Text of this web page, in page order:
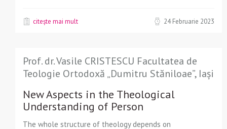
citește mai mult 24 Februarie 2023
Prof. dr. Vasile CRISTESCU Facultatea de
Teologie Ortodoxă „Dumitru Stăniloae”, Iași
New Aspects in the Theological
Understanding of Person
The whole structure of theology depends on